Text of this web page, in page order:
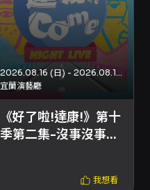
2026.08.16 (日) - 2026.08.16 (日)
宜蘭演藝廳
《好了啦!達康!》第十
季第二集-沒事沒事沒
我想看